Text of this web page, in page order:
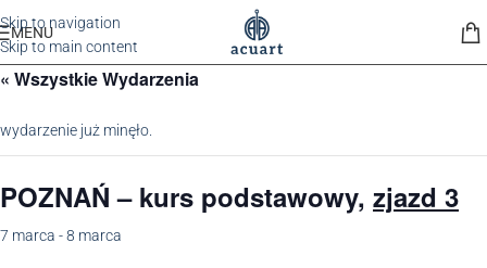
Skip to navigation
Skip to main content
MENU
« Wszystkie Wydarzenia
wydarzenie już minęło.
POZNAŃ – kurs podstawowy, zjazd 3
7 marca -8 marca